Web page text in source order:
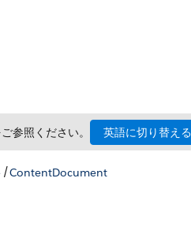
参照ください。 英語に切り替える
/ContentDocument